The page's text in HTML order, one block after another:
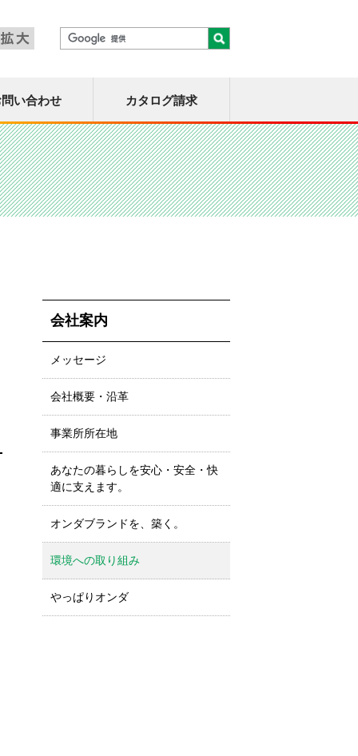
い合わせ カタログ請求
会社案内
メッセージ
会社概要・沿革
事業所所在地
あなたの暮らしを安心・安全・快
適に支えます。
オンダブランドを、築く。
環境への取り組み
やっぱりオンダ